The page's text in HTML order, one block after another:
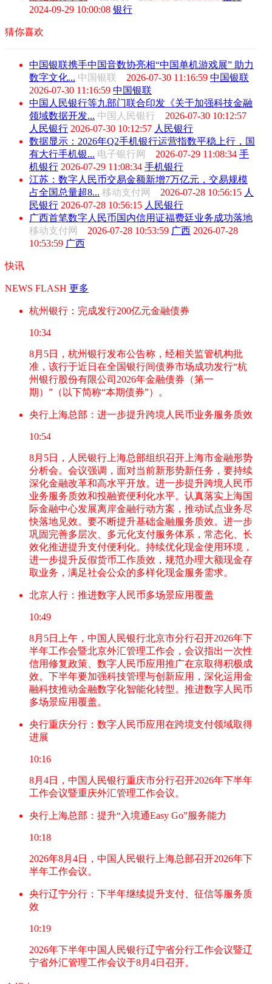
2024-09-29 10:00:08 银行
猜你喜欢
中国银联携手中国音数协亮相“中国单机游戏展” 助力
数字文化... 中国银联 2026-07-30 11:16:59 中国银联
2026-07-30 11:16:59 中国银联
中国人民银行等九部门联合印发《关于加强科技金融
领域数据开发... 中国人民银行 2026-07-30 10:12:57
人民银行 2026-07-30 10:12:57 人民银行
数据显示：2026年Q2手机银行运营指数平稳上行，国
有大行手机银... 电子银行网 2026-07-29 11:08:34 手
机银行 2026-07-29 11:08:34 手机银行
江苏：数字人民币交易金额新增7万亿元，交易规模
占全国总量超8... 移动支付网 2026-07-28 10:56:15 人
民银行 2026-07-28 10:56:15 人民银行
广西首笔数字人民币国内信用证福费廷业务成功落地
移动支付网 2026-07-28 10:53:59 广西 2026-07-28
10:53:59 广西
快讯
NEWS FLASH 更多
杭州银行：完成发行200亿元金融债券
10:34
8月5日，杭州银行发布公告称，经相关监管机构批
准，该行于近日在全国银行间债券市场成功发行“杭
州银行股份有限公司2026年金融债券（第一
期）”（以下简称“本期债券”）。
央行上海总部：进一步提升跨境人民币业务服务质效
10:54
8月5日，人民银行上海总部组织召开上海市金融形势
分析会。会议强调，面对当前新形势新任务，要持续
深化金融改革和高水平开放。进一步提升跨境人民币
业务服务质效和投融资便利化水平。认真落实上海国
际金融中心发展离岸金融行动方案，推动试点业务尽
快落地见效。要不断提升基础金融服务质效。进一步
巩固完善多层次、多元化支付服务体系，常态化、长
效化推进提升支付便利化。持续优化现金使用环境，
进一步提升反假货币工作质效，规范办理大额现金存
取业务，满足社会公众的多样化现金服务需求。
北京人行：推进数字人民币多场景应用覆盖
10:49
8月5日上午，中国人民银行北京市分行召开2026年下
半年工作会暨北京外汇管理工作会，会议指出一次性
信用修复政策、数字人民币应用推广在京取得积极成
效。下半年要加强科技管理与创新应用，深化运用金
融科技推动金融数字化智能化转型。推进数字人民币
多场景应用覆盖。
央行重庆分行：数字人民币应用在跨境支付领域取得
进展
10:16
8月4日，中国人民银行重庆市分行召开2026年下半年
工作会议暨重庆外汇管理工作会议。
央行上海总部：提升“入境通Easy Go”服务能力
10:18
2026年8月4日，中国人民银行上海总部召开2026年下
半年工作会议。
央行辽宁分行：下半年继续提升支付、征信等服务质
效
10:19
2026年下半年中国人民银行辽宁省分行工作会议暨辽
宁省外汇管理工作会议于8月4日召开。